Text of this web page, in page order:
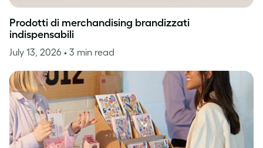
Prodotti di merchandising brandizzati
indispensabili
July 13, 2026 • 3 min read